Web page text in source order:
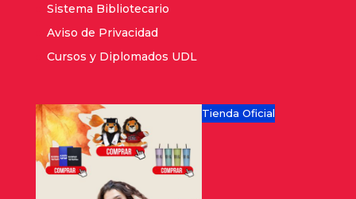
Sistema Bibliotecario
Aviso de Privacidad
Cursos y Diplomados UDL
Tienda Oficial